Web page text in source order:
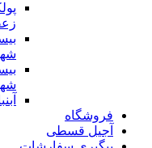
فروشگاه
آجیل قسطی